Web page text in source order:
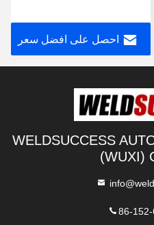
احصل على افضل سعر
WELDSUCCESS
(WUXI)
86-